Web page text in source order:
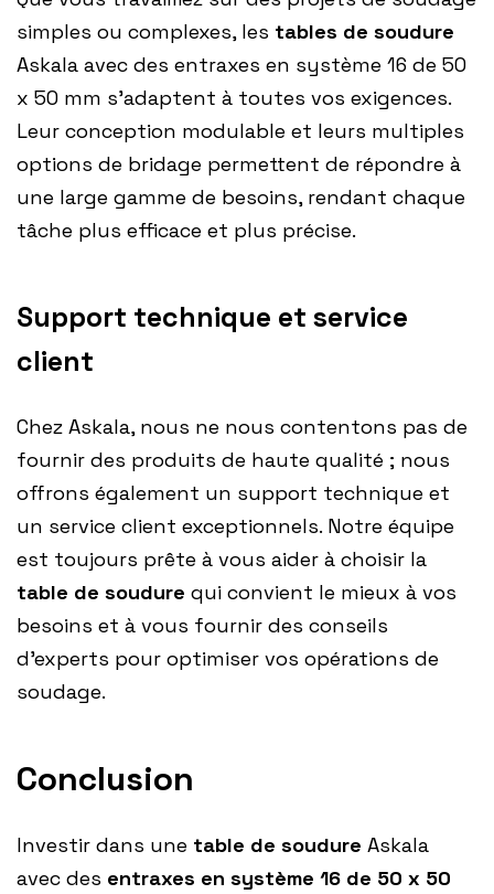
simples ou complexes, les tables de soudure
Askala avec des entraxes en système 16 de 50
x 50 mm s’adaptent à toutes vos exigences.
Leur conception modulable et leurs multiples
options de bridage permettent de répondre à
une large gamme de besoins, rendant chaque
tâche plus efficace et plus précise.
Support technique et service
client
Chez Askala, nous ne nous contentons pas de
fournir des produits de haute qualité ; nous
offrons également un support technique et
un service client exceptionnels. Notre équipe
est toujours prête à vous aider à choisir la
table de soudure qui convient le mieux à vos
besoins et à vous fournir des conseils
d’experts pour optimiser vos opérations de
soudage.
Conclusion
Investir dans une table de soudure Askala
avec des entraxes en système 16 de 50 x 50